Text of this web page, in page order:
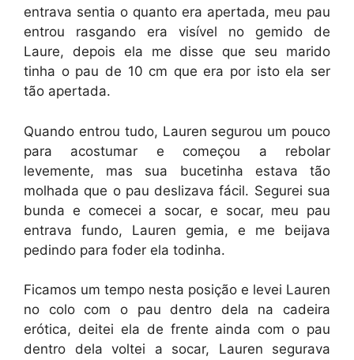
entrava sentia o quanto era apertada, meu pau
entrou rasgando era visível no gemido de
Laure, depois ela me disse que seu marido
tinha o pau de 10 cm que era por isto ela ser
tão apertada.
Quando entrou tudo, Lauren segurou um pouco
para acostumar e começou a rebolar
levemente, mas sua bucetinha estava tão
molhada que o pau deslizava fácil. Segurei sua
bunda e comecei a socar, e socar, meu pau
entrava fundo, Lauren gemia, e me beijava
pedindo para foder ela todinha.
Ficamos um tempo nesta posição e levei Lauren
no colo com o pau dentro dela na cadeira
erótica, deitei ela de frente ainda com o pau
dentro dela voltei a socar, Lauren segurava